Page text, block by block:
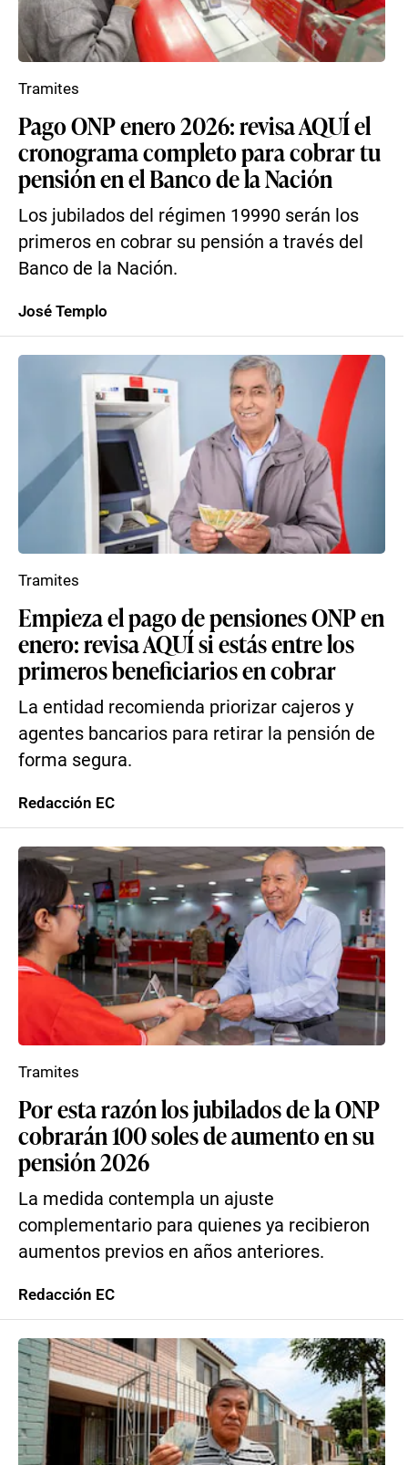
Pago ONP enero 2026: revisa AQUÍ el
cronograma completo para cobrar tu
pensión en el Banco de la Nación
Los jubilados del régimen 19990 serán los
primeros en cobrar su pensión a través del
Banco de la Nación.
Tramites
José Templo
Empieza el pago de pensiones ONP en
enero: revisa AQUÍ si estás entre los
primeros beneficiarios en cobrar
La entidad recomienda priorizar cajeros y
agentes bancarios para retirar la pensión de
forma segura.
Tramites
Redacción EC
Por esta razón los jubilados de la ONP
cobrarán 100 soles de aumento en su
pensión 2026
La medida contempla un ajuste
complementario para quienes ya recibieron
aumentos previos en años anteriores.
Tramites
Redacción EC